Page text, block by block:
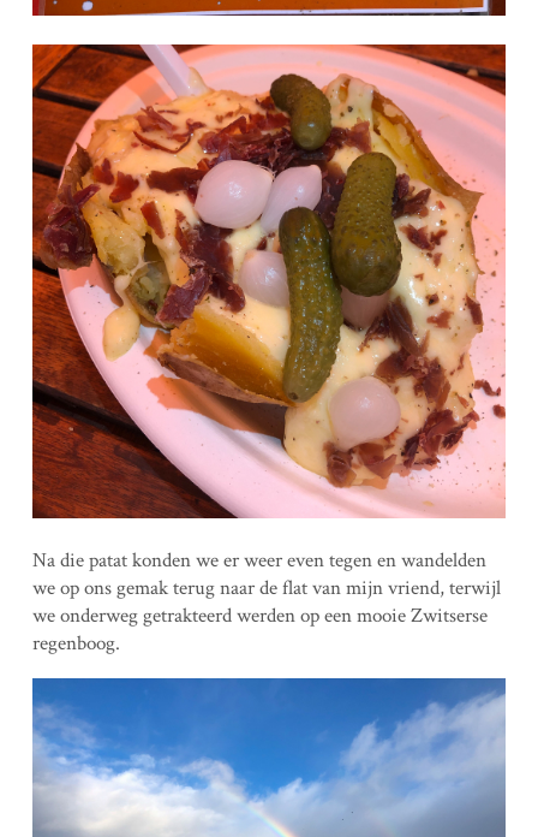
Na die patat konden we er weer even tegen en wandelden
we op ons gemak terug naar de flat van mijn vriend, terwijl
we onderweg getrakteerd werden op een mooie Zwitserse
regenboog.